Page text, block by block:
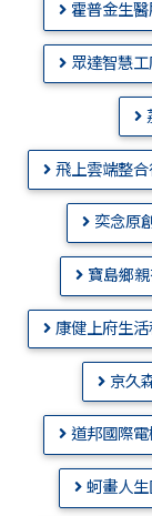
霍普金生
眾達智慧
飛上雲端整合
奕念原
寶島鄉
康健上府生
京久
道邦國際電
蚵畫人生